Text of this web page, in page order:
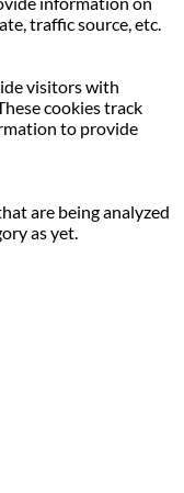
traffic source, etc.
visitors with
cookies track
to provide
are being analyzed
as yet.